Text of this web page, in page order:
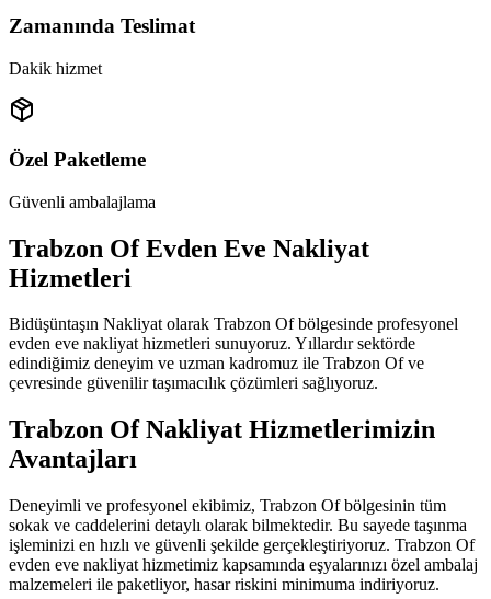
Zamanında Teslimat
Dakik hizmet
Özel Paketleme
Güvenli ambalajlama
Trabzon Of Evden Eve Nakliyat
Hizmetleri
Bidüşüntaşın Nakliyat olarak Trabzon Of bölgesinde profesyonel
evden eve nakliyat hizmetleri sunuyoruz. Yıllardır sektörde
edindiğimiz deneyim ve uzman kadromuz ile Trabzon Of ve
çevresinde güvenilir taşımacılık çözümleri sağlıyoruz.
Trabzon Of Nakliyat Hizmetlerimizin
Avantajları
Deneyimli ve profesyonel ekibimiz, Trabzon Of bölgesinin tüm
sokak ve caddelerini detaylı olarak bilmektedir. Bu sayede taşınma
işleminizi en hızlı ve güvenli şekilde gerçekleştiriyoruz. Trabzon Of
evden eve nakliyat hizmetimiz kapsamında eşyalarınızı özel ambalaj
malzemeleri ile paketliyor, hasar riskini minimuma indiriyoruz.